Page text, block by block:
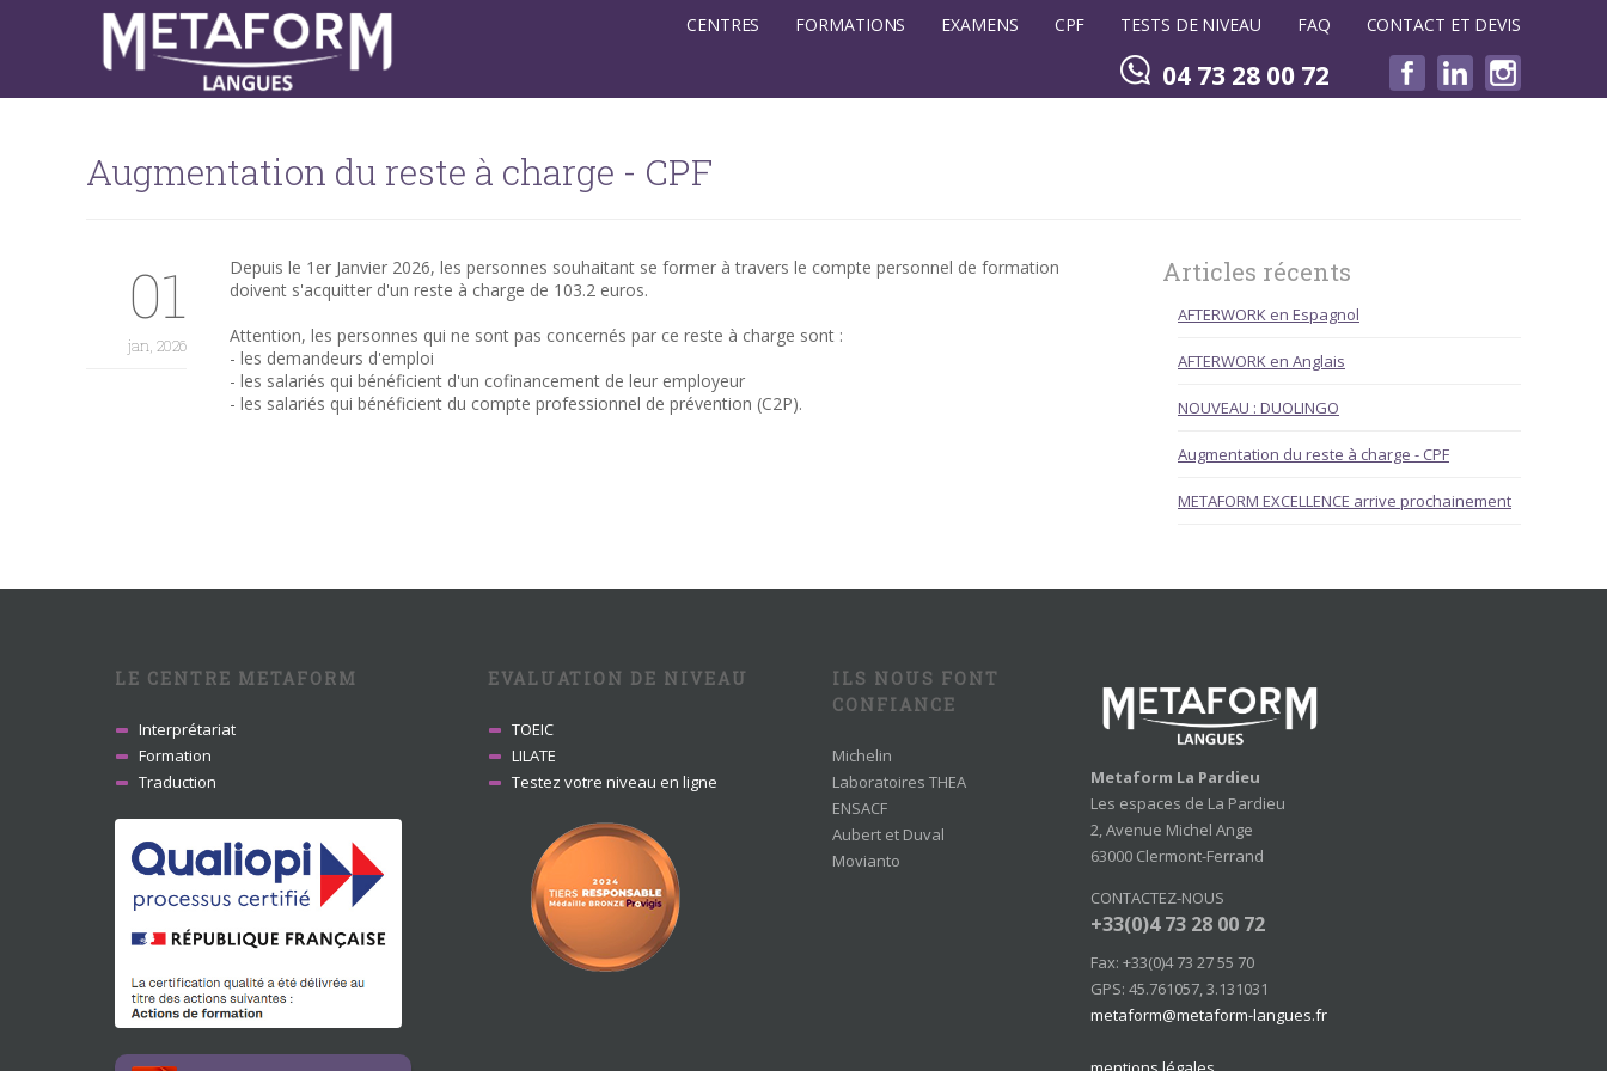
CENTRES FORMATIONS EXAMENS CPF TESTS DE NIVEAU FAQ CONTACT ET DEVIS
04 73 28 00 72
Augmentation du reste à charge - CPF
01
jan, 2026
Depuis le 1er Janvier 2026, les personnes souhaitant se former à travers le compte personnel de formation
doivent s'acquitter d'un reste à charge de 103.2 euros.
Attention, les personnes qui ne sont pas concernés par ce reste à charge sont :
- les demandeurs d'emploi
- les salariés qui bénéficient d'un cofinancement de leur employeur
- les salariés qui bénéficient du compte professionnel de prévention (C2P).
Articles récents
AFTERWORK en Espagnol
AFTERWORK en Anglais
NOUVEAU : DUOLINGO
Augmentation du reste à charge - CPF
METAFORM EXCELLENCE arrive prochainement
LE CENTRE METAFORM
Interprétariat
Formation
Traduction
EVALUATION DE NIVEAU
TOEIC
LILATE
Testez votre niveau en ligne
ILS NOUS FONT
CONFIANCE
Michelin
Laboratoires THEA
ENSACF
Aubert et Duval
Movianto
Metaform La Pardieu
Les espaces de La Pardieu
2, Avenue Michel Ange
63000 Clermont-Ferrand
CONTACTEZ-NOUS
+33(0)4 73 28 00 72
Fax: +33(0)4 73 27 55 70
GPS: 45.761057, 3.131031
metaform@metaform-langues.fr